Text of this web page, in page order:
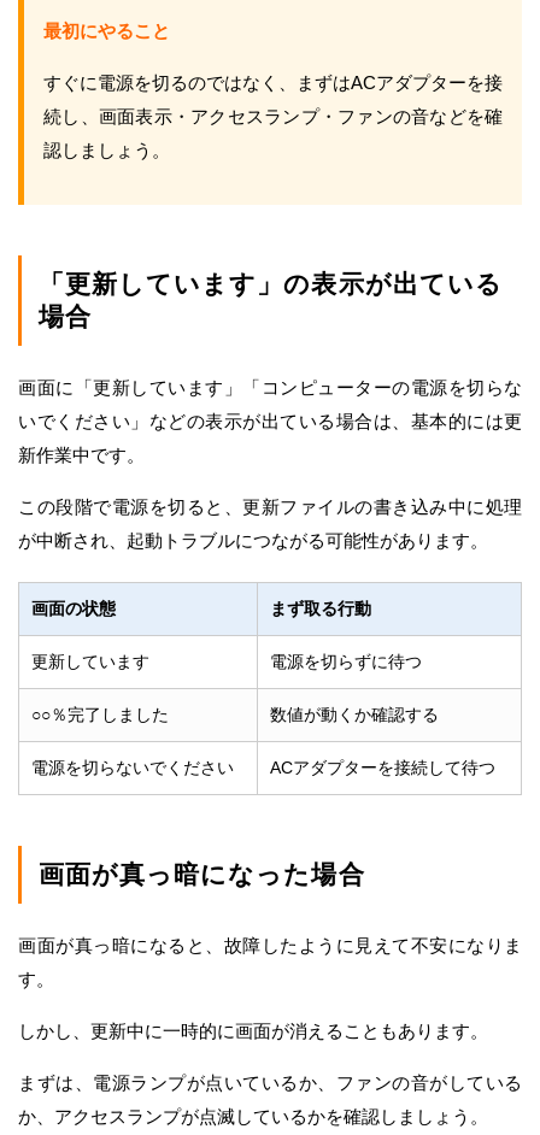
最初にやること
すぐに電源を切るのではなく、まずはACアダプターを接
続し、画面表示・アクセスランプ・ファンの音などを確
認しましょう。
「更新しています」の表示が出ている
場合
画面に「更新しています」「コンピューターの電源を切らな
いでください」などの表示が出ている場合は、基本的には更
新作業中です。
この段階で電源を切ると、更新ファイルの書き込み中に処理
が中断され、起動トラブルにつながる可能性があります。
画面の状態 まず取る行動
更新しています 電源を切らずに待つ
○○％完了しました 数値が動くか確認する
電源を切らないでください ACアダプターを接続して待つ
画面が真っ暗になった場合
画面が真っ暗になると、故障したように見えて不安になりま
す。
しかし、更新中に一時的に画面が消えることもあります。
まずは、電源ランプが点いているか、ファンの音がしている
か、アクセスランプが点滅しているかを確認しましょう。